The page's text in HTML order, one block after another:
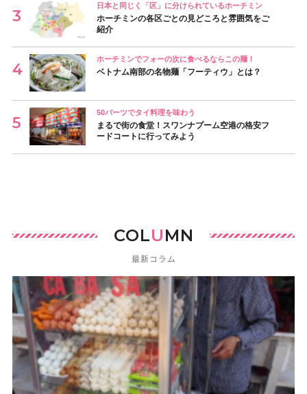
日本と同じく「区」に分けられているホーチミン
ホーチミンの各区ごとの見どころと雰囲気をご
紹介
ホーチミンでフォーの次に食べるならこの麺！
ベトナム南部の名物麺「フーティウ」とは？
50バーツでタイ料理を味わう
まるで街の食堂！スワンナプーム空港の格安フ
ードコートに行ってみよう
COLUMN
最新コラム